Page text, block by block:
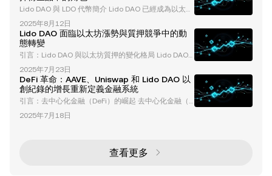
Lido DAO 與 LDO 代幣簡介 Lido DAO 已經成為以太坊
質押生態系統中的領導力量，通過其流動質押協議提供
創新的解決方案。在這個生態系統的核心是其治理代幣
LDO，它在塑造協議的未來和去中心化努力中發揮了關
鍵作用。本文將探討 Lido DAO 對以太坊質押的影響、
流動質押衍生品（LSDs）的崛起，以及對更廣泛的去
中心化金融（DeFi）生態系統的影響。 以太坊質押分
佈與中心化問題 自以
2025年8月12日
Lido DAO 面臨以太坊漲勢與質押競爭中的動
態轉變
引言：Lido DAO 與以太坊質押的變化格局 Lido DAO
已經在以太坊質押生態系統中建立了領先地位，提供像
stETH 這樣的流動質押創新解決方案。然而，近期的發
展——包括 ETH 提款激增、質押主導地位下降以及競
爭加劇——正在重塑以太坊質押的動態。本篇文章深入
探討流動質押的機制、Lido 面臨的挑戰，以及對以太
坊生態系統的更廣泛影響。 以太坊漲勢引發 ETH 提款
2025年7月23日
DeFi 革命：AAVE、Uniswap 和 Lido DAO 以
創紀錄的增長重新定義金融系統
引言：去中心化金融（DeFi）的崛起 去中心化金融（D
eFi）已成為加密貨幣領域的一項突破性創新，正在改
變傳統金融系統，並賦予用戶更大的資產控制權。像 A
的活動以及全球採用。本篇文章深入探討 DeFi 的最新
發展、趨勢和機遇，聚焦於 AAVE、LDO 和錢包解決方
2025年7月18日
查看更多